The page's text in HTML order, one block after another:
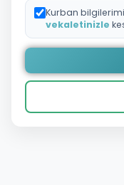
Kurban
vekaletinizle